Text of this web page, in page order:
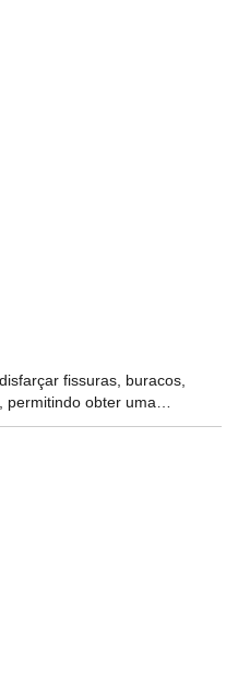
fissuras, buracos,
permitindo obter uma…